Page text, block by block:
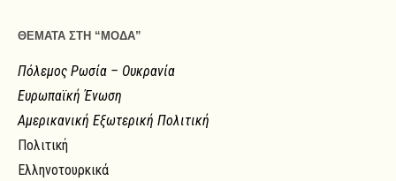
ΘΕΜΑΤΑ ΣΤΗ “ΜΟΔΑ”
Πόλεμος Ρωσία – Ουκρανία
Ευρωπαϊκή Ένωση
Αμερικανική Εξωτερική Πολιτική
Πολιτική
Ελληνοτουρκικά